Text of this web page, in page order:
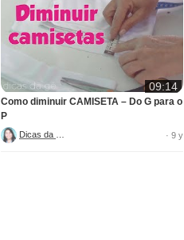
09:14
Como diminuir CAMISETA – Do G para o
P
· 9 y